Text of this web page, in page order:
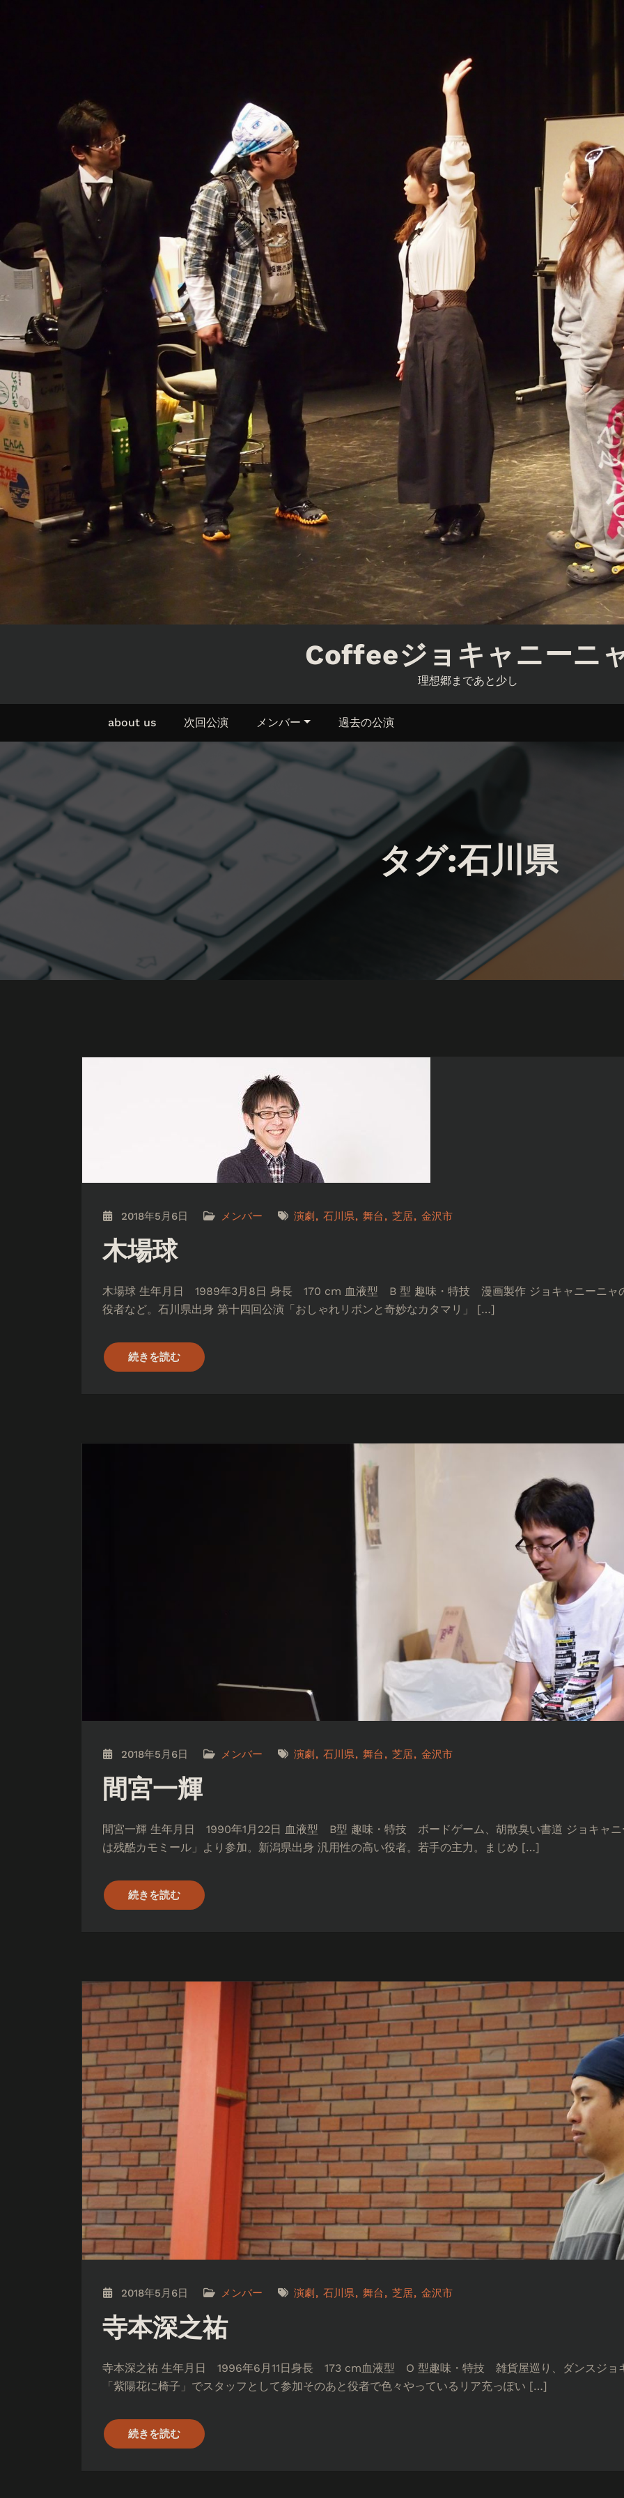
Coffeeジョキャニーニ
理想郷まであと少し
about us 次回公演 メンバー 過去の公演
タグ:石川県
2018年5月6日 メンバー 演劇 石川県 舞台 芝居 金沢市
木場球
木場球 生年月日 1989年3月8日 身長 170 cm 血液型 B 型 趣味・特技 漫画製作 ジョキャニーニャ
役者など。石川県出身 第十四回公演「おしゃれリボンと奇妙なカタマリ」 […]
続きを読む
2018年5月6日 メンバー 演劇 石川県 舞台 芝居 金沢市
間宮一輝
間宮一輝 生年月日 1990年1月22日 血液型 B型 趣味・特技 ボードゲーム、胡散臭い書道 ジョキャニ
は残酷カモミール」より参加。新潟県出身 汎用性の高い役者。若手の主力。まじめ […]
続きを読む
2018年5月6日 メンバー 演劇 石川県 舞台 芝居 金沢市
寺本深之祐
寺本深之祐 生年月日 1996年6月11日身長 173 cm血液型 O 型趣味・特技 雑貨屋巡り、ダンスジョ
「紫陽花に椅子」でスタッフとして参加そのあと役者で色々やっているリア充っぽい […]
続きを読む